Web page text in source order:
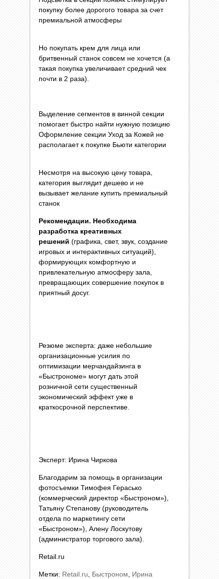
покупку более дорогого товара за счет
премиальной атмосферы
Но покупать крем для лица или
бритвенный станок совсем не хочется (а
такая покупка увеличивает средний чек
почти в 2 раза).
Выделение сегментов в винной секции
помогает быстро найти нужную позицию
Оформление секции Уход за Кожей не
располагает к покупке Бьюти категории
Несмотря на высокую цену товара,
категория выглядит дешево и не
вызывает желание купить премиальный
станок
Рекомендации. Необходима
разработка креативных
решений (графика, свет, звук, создание
игровых и интерактивных ситуаций),
формирующих комфортную и
привлекательную атмосферу зала,
превращающих совершение покупок в
приятный досуг.
Резюме эксперта: даже небольшие
организационные усилия по
оптимизации мерчандайзинга в
«Быстрономе» могут дать этой
розничной сети существенный
экономический эффект уже в
краткосрочной перспективе.
Эксперт: Ирина Чиркова
Благодарим за помощь в организации
фотосъемки Тимофея Герасько
(коммерческий директор «Быстроном»),
Татьяну Степанову (руководитель
отдела по маркетингу сети
«Быстроном»), Алену Лоскутову
(администратор торгового зала).
Retail.ru
Метки: Retail.ru Быстроном
Ирина